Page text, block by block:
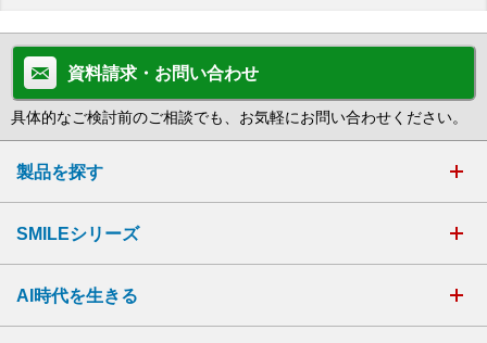
資料請求・お問い合わせ
具体的なご検討前のご相談でも、お気軽にお問い合わせください。
製品を探す
SMILEシリーズ
AI時代を生きる